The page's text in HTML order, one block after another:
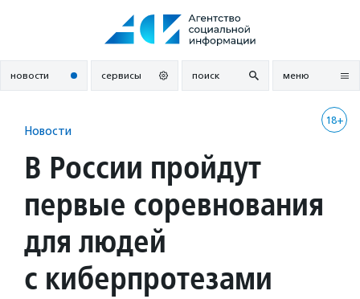
новости сервисы поиск меню
18+
Новости
В России пройдут
первые соревнования
для людей
с киберпротезами